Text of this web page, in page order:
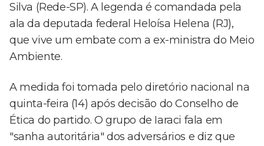
Silva (Rede-SP). A legenda é comandada pela
ala da deputada federal Heloísa Helena (RJ),
que vive um embate com a ex-ministra do Meio
Ambiente.
A medida foi tomada pelo diretório nacional na
quinta-feira (14) após decisão do Conselho de
Ética do partido. O grupo de Iaraci fala em
"sanha autoritária" dos adversários e diz que